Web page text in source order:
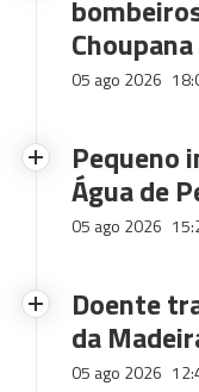
Choupana
05 ago 2026
Pequeno
Água de
05 ago 2026
Doente
da
05 ago 2026